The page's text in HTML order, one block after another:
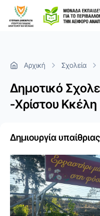
Αρχική Σχολεία
Δημοτικό
-Χρίστου Κκέλη
Δημιουργία